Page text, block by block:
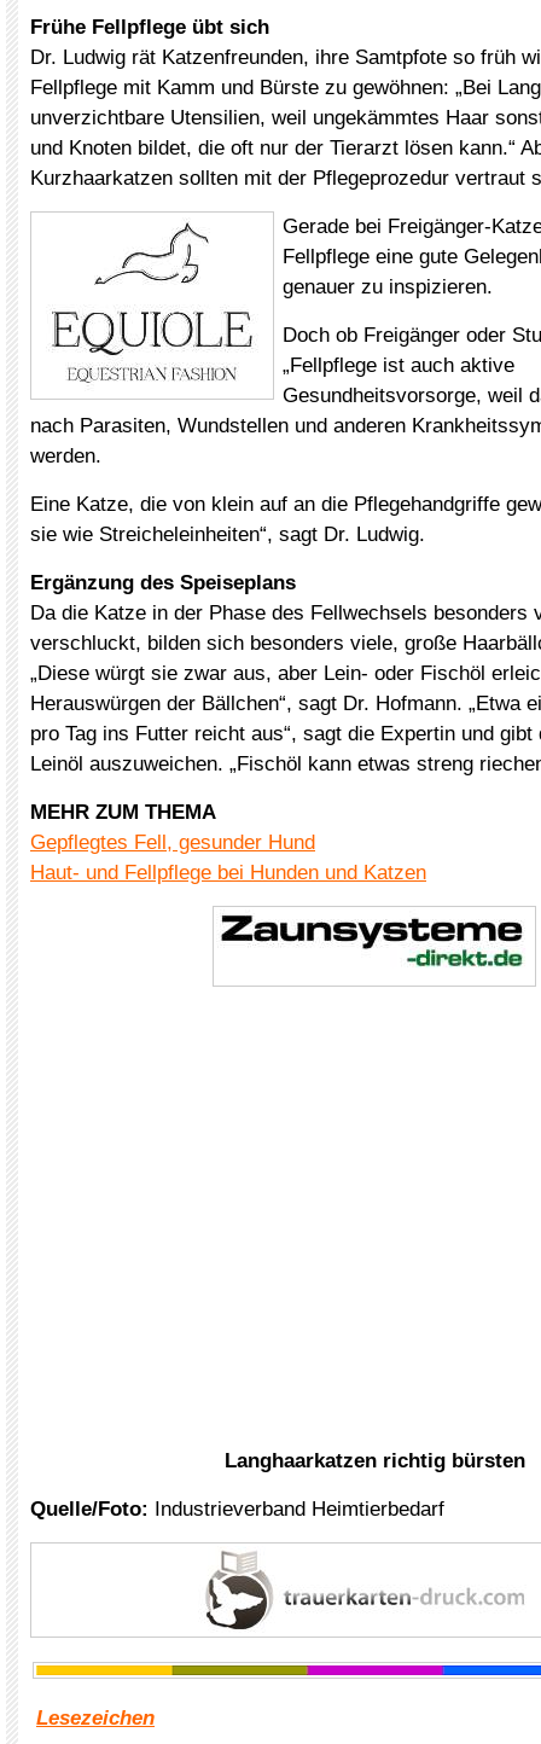
Frühe Fellpflege übt sich
Dr. Ludwig rät Katzenfreunden, ihre Samtpfote so früh
Fellpflege mit Kamm und Bürste zu gewöhnen: „Bei
unverzichtbare Utensilien, weil ungekämmtes Haar
und Knoten bildet, die oft nur der Tierarzt lösen kann.“
Kurzhaarkatzen sollten mit der Pflegeprozedur vertraut
Gerade bei Freigänger-
Fellpflege eine gute
genauer zu inspizieren.
Doch ob Freigänger oder
„Fellpflege ist auch aktive
Gesundheitsvorsorge, weil
nach Parasiten, Wundstellen und anderen
werden.
Eine Katze, die von klein auf an die Pflegehandgriffe
sie wie Streicheleinheiten“, sagt Dr. Ludwig.
Ergänzung des Speiseplans
Da die Katze in der Phase des Fellwechsels besonders
verschluckt, bilden sich besonders viele, große
„Diese würgt sie zwar aus, aber Lein- oder Fischöl
Herauswürgen der Bällchen“, sagt Dr. Hofmann. „Etwa
pro Tag ins Futter reicht aus“, sagt die Expertin und gibt
Leinöl auszuweichen. „Fischöl kann etwas streng
MEHR ZUM THEMA
Gepflegtes Fell, gesunder Hund
Haut- und Fellpflege bei Hunden und Katzen
Langhaarkatzen richtig bürsten
Quelle/Foto: Industrieverband Heimtierbedarf
Lesezeichen